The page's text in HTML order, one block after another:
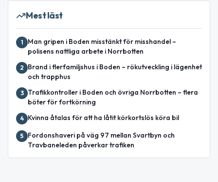
Mest läst
1
Man gripen i Boden misstänkt för misshandel –
polisens nattliga arbete i Norrbotten
2
Brand i flerfamiljshus i Boden – rökutveckling i lägenhet
och trapphus
3
Trafikkontroller i Boden och övriga Norrbotten – flera
böter för fortkörning
4 Kvinna åtalas för att ha låtit körkortslös köra bil
5
Fordonshaveri på väg 97 mellan Svartbyn och
Travbaneleden påverkar trafiken